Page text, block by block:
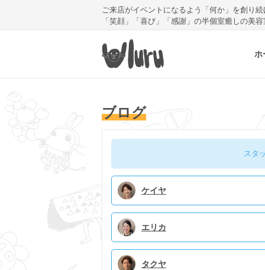
ご来店がイベントになるよう「何か」を創り続
「笑顔」「喜び」「感謝」の半個室癒しの美
ホ
ブログ
スタ
ケイヤ
エリカ
タクヤ